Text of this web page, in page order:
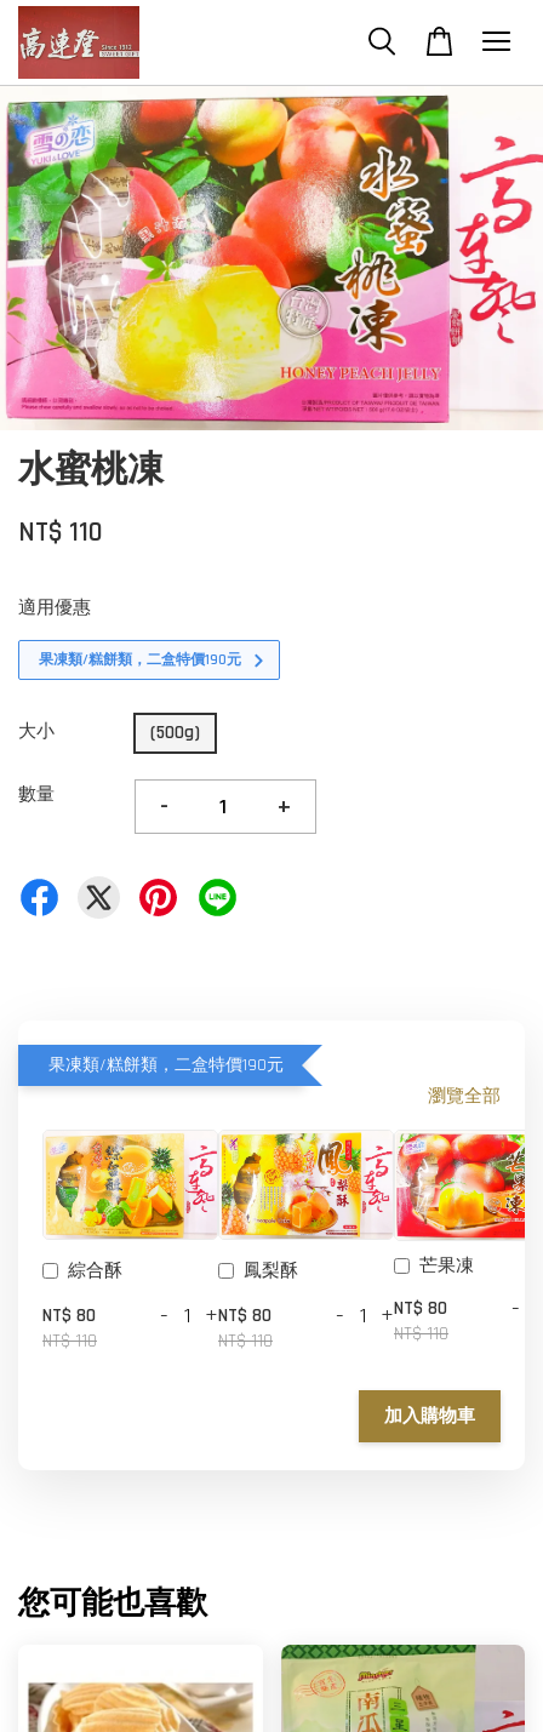
水蜜桃凍
NT$ 110
適用優惠
果凍類/糕餅類，二盒特價190元
大小 (500g)
數量 - +
果凍類/糕餅類，二盒特價190元
瀏覽全部
綜合酥
NT$ 80
NT$ 110
- +
鳳梨酥
NT$ 80
NT$ 110
- +
芒果凍
NT$ 80
NT$ 110
-
加入購物車
您可能也喜歡